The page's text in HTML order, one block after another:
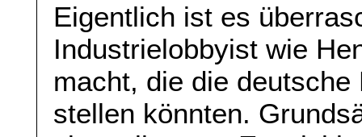
Eigentlich ist es
Industrielobbyist wie
macht, die die
stellen könnten.